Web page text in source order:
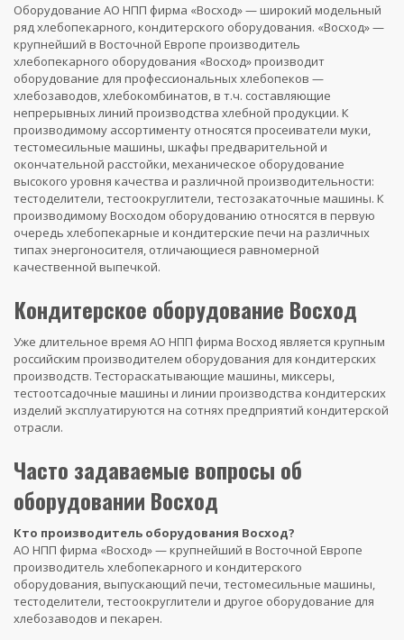
Оборудование АО НПП фирма «Восход» — широкий модельный
ряд хлебопекарного, кондитерского оборудования. «Восход» —
крупнейший в Восточной Европе производитель
хлебопекарного оборудования «Восход» производит
оборудование для профессиональных хлебопеков —
хлебозаводов, хлебокомбинатов, в т.ч. составляющие
непрерывных линий производства хлебной продукции. К
производимому ассортименту относятся просеиватели муки,
тестомесильные машины, шкафы предварительной и
окончательной расстойки, механическое оборудование
высокого уровня качества и различной производительности:
тестоделители, тестоокруглители, тестозакаточные машины. К
производимому Восходом оборудованию относятся в первую
очередь хлебопекарные и кондитерские печи на различных
типах энергоносителя, отличающиеся равномерной
качественной выпечкой.
Кондитерское оборудование Восход
Уже длительное время АО НПП фирма Восход является крупным
российским производителем оборудования для кондитерских
производств. Тестораскатывающие машины, миксеры,
тестоотсадочные машины и линии производства кондитерских
изделий эксплуатируются на сотнях предприятий кондитерской
отрасли.
Часто задаваемые вопросы об
оборудовании Восход
Кто производитель оборудования Восход?
АО НПП фирма «Восход» — крупнейший в Восточной Европе
производитель хлебопекарного и кондитерского
оборудования, выпускающий печи, тестомесильные машины,
тестоделители, тестоокруглители и другое оборудование для
хлебозаводов и пекарен.